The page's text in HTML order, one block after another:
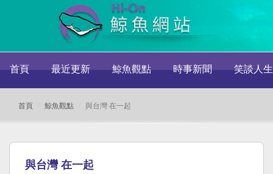
首頁 最近更新 鯨魚觀點 時事新聞 笑談人生
首頁 鯨魚觀點 與台灣 在一起
與台灣 在一起